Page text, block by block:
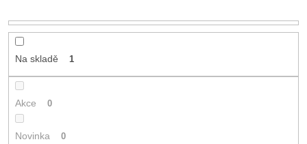
d
u
k
Na skladě 1
Akce 0
Novinka 0